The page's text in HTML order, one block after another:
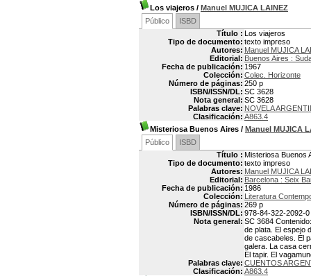
Los viajeros / Manuel MUJICA LAINEZ
Público
ISBD
Título : Los viajeros
Tipo de documento: texto impreso
Autores: Manuel MUJICA
Editorial: Buenos Aires :
Fecha de publicación: 1967
Colección: Colec. Horizonte
Número de páginas: 250 p
ISBN/ISSN/DL: SC 3628
Nota general: SC 3628
Palabras clave: NOVELA
Clasificación: A863.4
Misteriosa Buenos Aires / Manuel MUJICA
Público
ISBD
Título : Misteriosa Buenos
Tipo de documento: texto impreso
Autores: Manuel MUJICA
Editorial: Barcelona : Seix
Fecha de publicación: 1986
Colección: Literatura
Número de páginas: 269 p
ISBN/ISSN/DL: 978-84-322-2092-0
Nota general: SC 3684
de plata. El espejo
de cascabeles. El
galera. La casa
El tapir. El
Palabras clave: CUENTOS
Clasificación: A863.4